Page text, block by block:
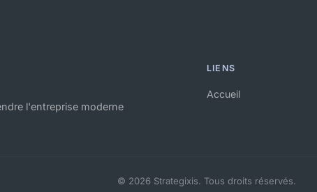
l'entreprise moderne
LIENS
Accueil
© 2026 Strategixis. Tous droits réservés.